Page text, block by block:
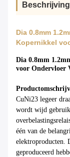
Beschrijving
Dia 0.8mm
Kopernikkel
Dia 0.8mm
voor Ondervloer
CuNi23 legeer
wordt wijd
één van de
elektroproducten.
geproduceerd